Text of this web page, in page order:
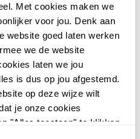
Met cookies maken we
voor jou. Denk aan
website goed laten werken
we de website
laten we jou
is dus op jou afgestemd.
op deze wijze wilt
je onze cookies
"Alles toestaan" te klikken.